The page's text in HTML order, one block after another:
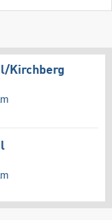
​Kirchberg